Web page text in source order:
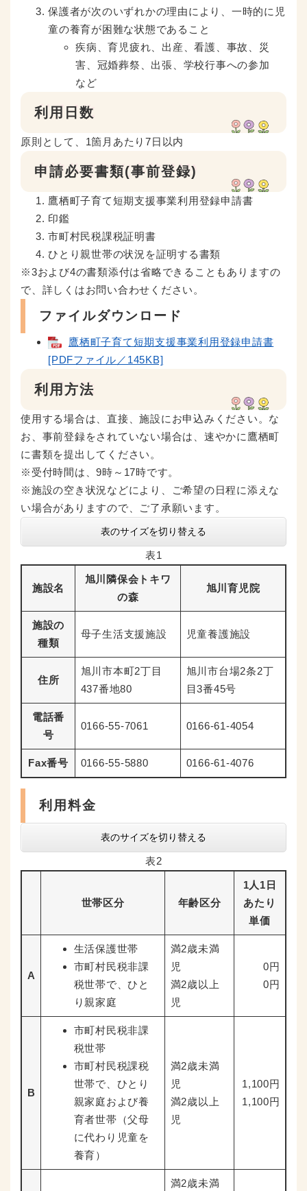
保護者が次のいずれかの理由により、一時的に児
童の養育が困難な状態であること
疾病、育児疲れ、出産、看護、事故、災
害、冠婚葬祭、出張、学校行事への参加
など
利用日数
原則として、1箇月あたり7日以内
申請必要書類(事前登録)
鷹栖町子育て短期支援事業利用登録申請書
印鑑
市町村民税課税証明書
ひとり親世帯の状況を証明する書類
※3および4の書類添付は省略できることもありますの
で、詳しくはお問い合わせください。
ファイルダウンロード
鷹栖町子育て短期支援事業利用登録申請書
[PDFファイル／145KB]
利用方法
使用する場合は、直接、施設にお申込みください。な
お、事前登録をされていない場合は、速やかに鷹栖町
に書類を提出してください。
※受付時間は、9時～17時です。
※施設の空き状況などにより、ご希望の日程に添えな
い場合がありますので、ご了承願います。
表のサイズを切り替える
表1
施設名
旭川隣保会トキワ
の森
旭川育児院
施設の
種類
母子生活支援施設 児童養護施設
住所
旭川市本町2丁目
437番地80
旭川市台場2条2丁
目3番45号
電話番
号
0166-55-7061 0166-61-4054
Fax番号 0166-55-5880 0166-61-4076
利用料金
表のサイズを切り替える
表2
世帯区分 年齢区分
1人1日
あたり
単価
A
生活保護世帯
市町村民税非課
税世帯で、ひと
り親家庭
満2歳未満
児
満2歳以上
児
0円
0円
B
市町村民税非課
税世帯
市町村民税課税
世帯で、ひとり
親家庭および養
育者世帯（父母
に代わり児童を
養育）
満2歳未満
児
満2歳以上
児
1,100円
1,100円
満2歳未満